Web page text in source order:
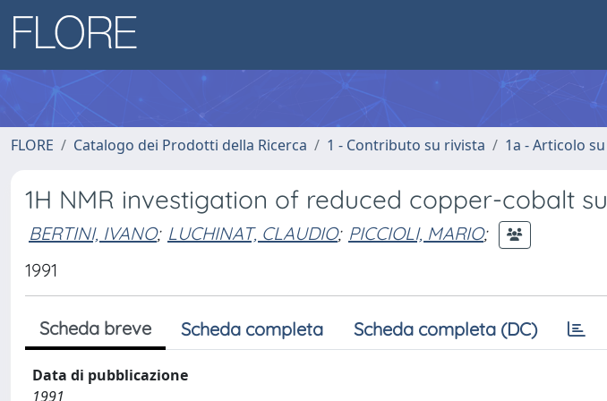
FLORE Catalogo dei Prodotti della Ricerca 1 - Contributo su rivista 1a - Articolo
1H NMR investigation of reduced copper-cobalt
BERTINI, IVANO; LUCHINAT, CLAUDIO; PICCIOLI, MARIO;
1991
Scheda breve Scheda completa Scheda completa (DC)
Data di pubblicazione
1991